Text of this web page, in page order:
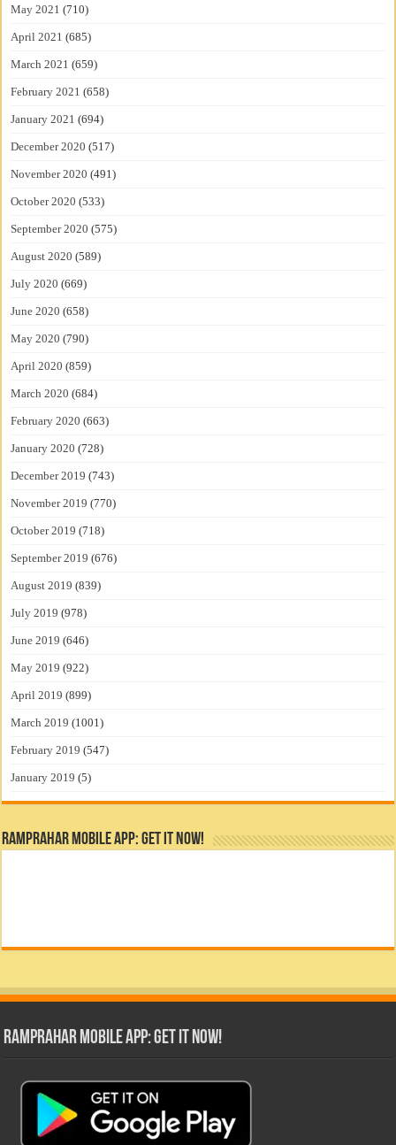
May 2021 (710)
April 2021 (685)
March 2021 (659)
February 2021 (658)
January 2021 (694)
December 2020 (517)
November 2020 (491)
October 2020 (533)
September 2020 (575)
August 2020 (589)
July 2020 (669)
June 2020 (658)
May 2020 (790)
April 2020 (859)
March 2020 (684)
February 2020 (663)
January 2020 (728)
December 2019 (743)
November 2019 (770)
October 2019 (718)
September 2019 (676)
August 2019 (839)
July 2019 (978)
June 2019 (646)
May 2019 (922)
April 2019 (899)
March 2019 (1001)
February 2019 (547)
January 2019 (5)
RamPrahar Mobile App: Get it Now!
RamPrahar Mobile App: Get it Now!